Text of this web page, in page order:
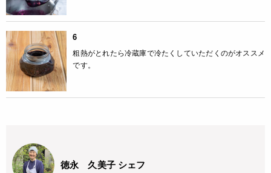
6
粗熱がとれたら冷蔵庫で冷たくしていただくのがオススメ
です。
徳永 久美子 シェフ